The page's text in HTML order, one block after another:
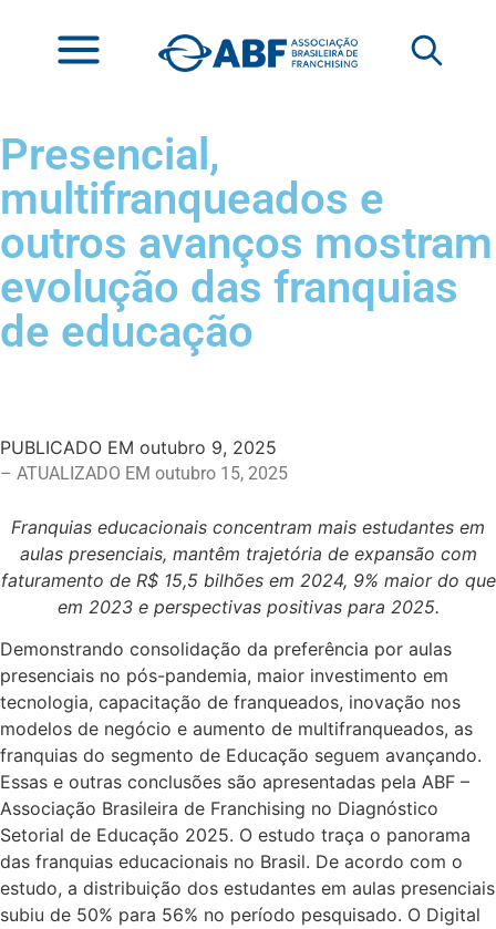
Presencial,
multifranqueados e
outros avanços mostram
evolução das franquias
de educação
PUBLICADO EM outubro 9, 2025
– ATUALIZADO EM outubro 15, 2025
Franquias educacionais concentram mais estudantes em
aulas presenciais, mantêm trajetória de expansão com
faturamento de R$ 15,5 bilhões em 2024, 9% maior do que
em 2023 e perspectivas positivas para 2025.
Demonstrando consolidação da preferência por aulas
presenciais no pós-pandemia, maior investimento em
tecnologia, capacitação de franqueados, inovação nos
modelos de negócio e aumento de multifranqueados, as
franquias do segmento de Educação seguem avançando.
Essas e outras conclusões são apresentadas pela ABF –
Associação Brasileira de Franchising no Diagnóstico
Setorial de Educação 2025. O estudo traça o panorama
das franquias educacionais no Brasil. De acordo com o
estudo, a distribuição dos estudantes em aulas presenciais
subiu de 50% para 56% no período pesquisado. O Digital